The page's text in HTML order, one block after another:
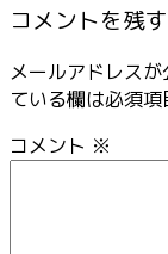
コメントを残す
メールアドレスが
ている欄は必須項
コメント ※